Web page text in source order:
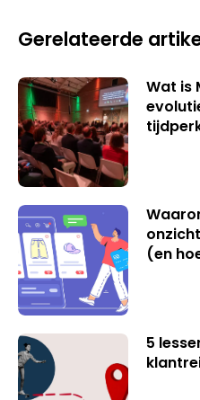
Gerelateerde
Wat is
(en
5